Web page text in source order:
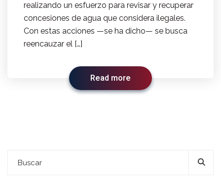
realizando un esfuerzo para revisar y recuperar
concesiones de agua que considera ilegales.
Con estas acciones —se ha dicho— se busca
reencauzar el […]
Read more